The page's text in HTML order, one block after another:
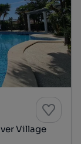
Village